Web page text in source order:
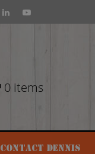
Contact Dennis
0 items